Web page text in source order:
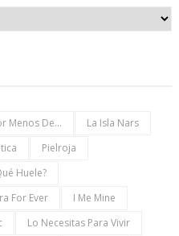
Menos De...
La Isla Nars
Pielroja
Huele?
For Ever
I Me Mine
Lo Necesitas Para Vivir